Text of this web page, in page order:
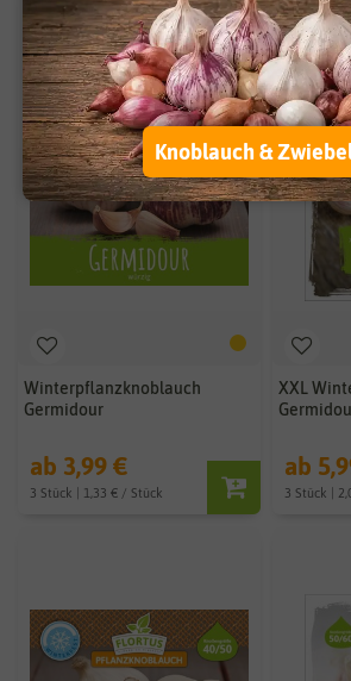
Winterpflanzknoblauch
Germidour
ab 3,99 €
3 Stück | 1,33 € / Stück
XXL
ab
3 Stück |
Knoblauch &